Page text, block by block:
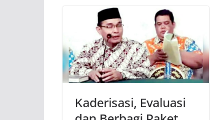
Kaderisasi, Evaluasi